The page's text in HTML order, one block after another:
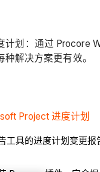
划：通过 Procore
解决方案更有效。
Project 进度计划
具的进度计划变更报